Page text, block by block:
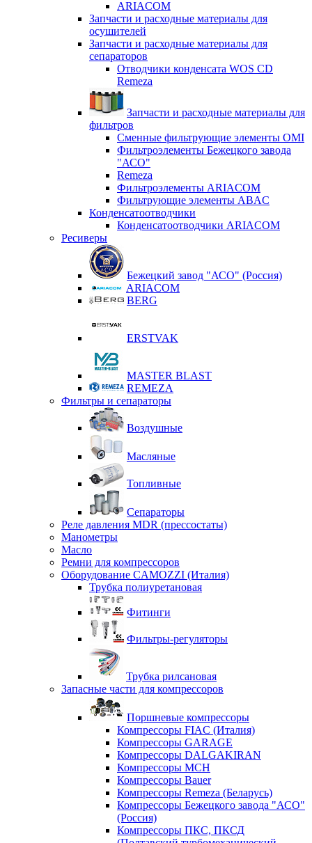
ARIACOM
Запчасти и расходные материалы для
осушителей
Запчасти и расходные материалы для
сепараторов
Отводчики конденсата WOS CD
Remeza
Запчасти и расходные материалы для
фильтров
Сменные фильтрующие элементы OMI
Фильтроэлементы Бежецкого завода
"АСО"
Remeza
Фильтроэлементы ARIACOM
Фильтрующие элементы ABAC
Конденсатоотводчики
Конденсатоотводчики ARIACOM
Ресиверы
Бежецкий завод "АСО" (Россия)
ARIACOM
BERG
ERSTVAK
MASTER BLAST
REMEZA
Фильтры и сепараторы
Воздушные
Масляные
Топливные
Сепараторы
Реле давления MDR (прессостаты)
Манометры
Масло
Ремни для компрессоров
Оборудование CAMOZZI (Италия)
Трубка полиуретановая
Фитинги
Фильтры-регуляторы
Трубка рилсановая
Запасные части для компрессоров
Поршневые компрессоры
Компрессоры FIAC (Италия)
Компрессоры GARAGE
Компрессоры DALGAKIRAN
Компрессоры MCH
Компрессоры Bauer
Компрессоры Remeza (Беларусь)
Компрессоры Бежецкого завода "АСО"
(Россия)
Компрессоры ПКС, ПКСД